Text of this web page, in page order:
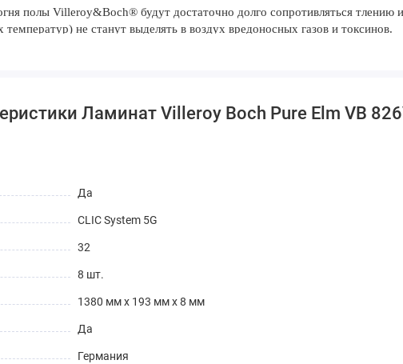
полы Villeroy&Boch® будут достаточно долго сопротивляться тлению
не станут выделять в воздух вредоносных газов и токсинов.
Ламинат Villeroy Boch Pure Elm VB
Да
CLIC System 5G
32
8 шт.
1380 мм х 193 мм х 8 мм
Да
Германия